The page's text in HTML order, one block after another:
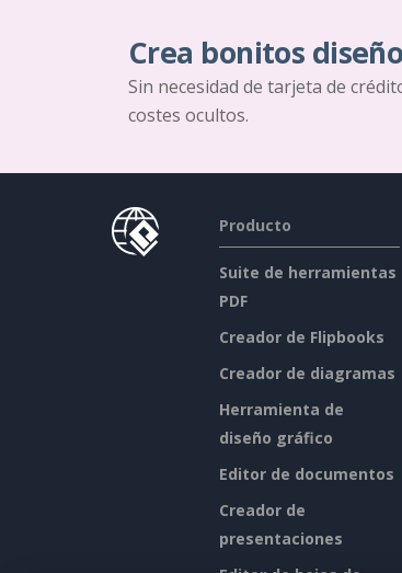
Crea bonitos
Sin necesidad de tarjeta de
costes ocultos.
Producto
Suite de herramientas
PDF
Creador de Flipbooks
Creador de diagramas
Herramienta de
diseño gráfico
Editor de documentos
Creador de
presentaciones